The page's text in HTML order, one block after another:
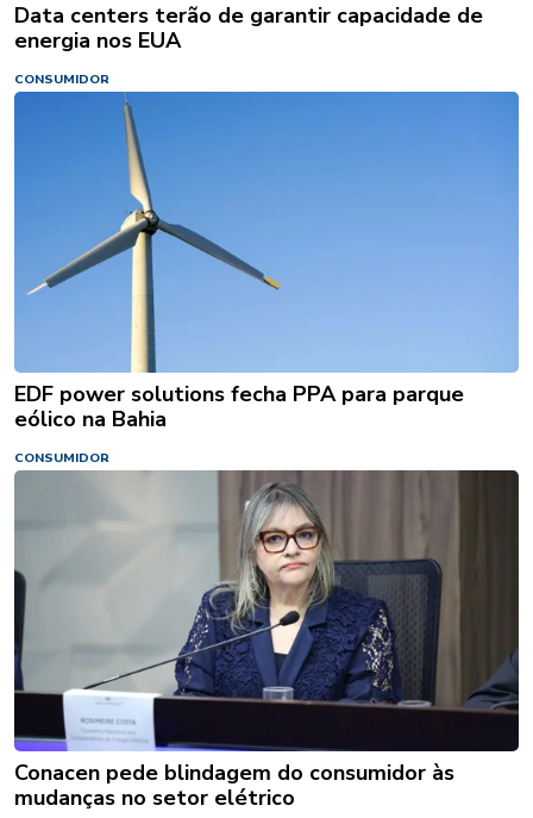
Data centers terão de garantir capacidade de
energia nos EUA
CONSUMIDOR
EDF power solutions fecha PPA para parque
eólico na Bahia
CONSUMIDOR
Conacen pede blindagem do consumidor às
mudanças no setor elétrico